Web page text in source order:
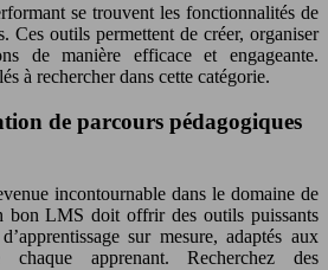
se trouvent les fonctionnalités de
Ces outils permettent de créer, organiser
de manière efficace et engageante.
à rechercher dans cette catégorie.
de parcours pédagogiques
incontournable dans le domaine de
bon LMS doit offrir des outils puissants
sur mesure, adaptés aux
chaque apprenant. Recherchez des